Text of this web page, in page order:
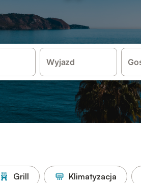
Wyjazd
Grill Klimatyzacja